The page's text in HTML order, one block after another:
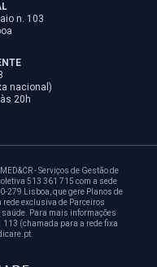
n. 103
nacional)
20h
- Serviços de Gestão de
513 361 715 com a sede
279 Lisboa, que gere Planos de
exclusiva de Parceiros
Para mais informações
113 (chamada para a rede fixa